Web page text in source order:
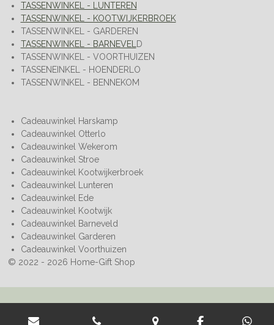
TASSENWINKEL - LUNTEREN
TASSENWINKEL - KOOTWIJKERBROEK
TASSENWINKEL - GARDEREN
TASSENWINKEL - BARNEVEL
D
TASSENWINKEL - VOORTHUIZEN
TASSENEINKEL - HOENDERLO
TASSENWINKEL - BENNEKOM
Cadeauwinkel Harskamp
Cadeauwinkel Otterlo
Cadeauwinkel Wekerom
Cadeauwinkel Stroe
Cadeauwinkel Kootwijkerbroek
Cadeauwinkel Lunteren
Cadeauwinkel Ede
Cadeauwinkel Kootwijk
Cadeauwinkel Barneveld
Cadeauwinkel Garderen
Cadeauwinkel Voorthuizen
© 2022 - 2026 Home-Gift Shop